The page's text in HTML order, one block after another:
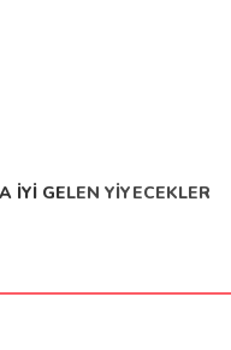
IYI GELEN YIYECEKLER